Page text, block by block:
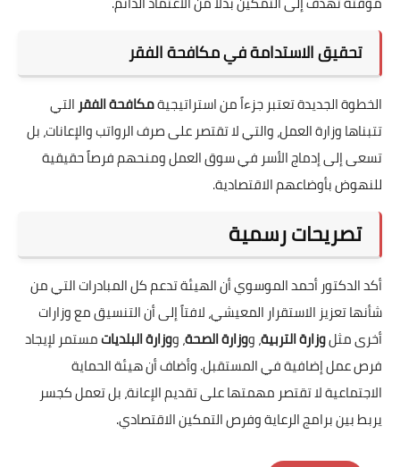
تحقيق الاستدامة في مكافحة الفقر
الخطوة الجديدة تعتبر جزءاً من استراتيجيةمكافحة الفقر التي
تتبناها وزارة العمل، والتي لا تقتصر على صرف الرواتب والإعانات، بل
تسعى إلى إدماج الأسر في سوق العمل ومنحهم فرصاً حقيقية
للنهوض بأوضاعهم الاقتصادية.
تصريحات رسمية
أكد الدكتور أحمد الموسوي أن الهيئة تدعم كل المبادرات التي من
شأنها تعزيز الاستقرار المعيشي، لافتاً إلى أن التنسيق مع وزارات
أخرى مثلوزارة التربية، ووزارة الصحة، ووزارة البلدياتمستمر لإيجاد
فرص عمل إضافية في المستقبل. وأضاف أن هيئة الحماية
الاجتماعية لا تقتصر مهمتها على تقديم الإعانة، بل تعمل كجسر
يربط بين برامج الرعاية وفرص التمكين الاقتصادي.